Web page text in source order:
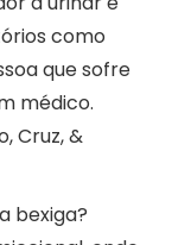
como
que sofre
médico.
Cruz, &
bexiga?